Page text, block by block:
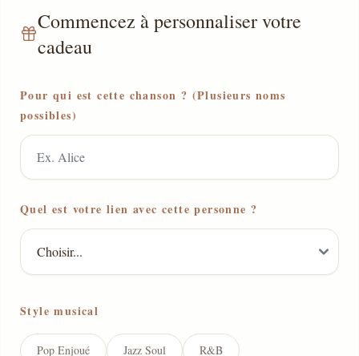
Commencez à personnaliser votre
cadeau
Pour qui est cette chanson ? (Plusieurs noms
possibles)
Quel est votre lien avec cette personne ?
Style musical
Pop Enjoué Jazz Soul R&B